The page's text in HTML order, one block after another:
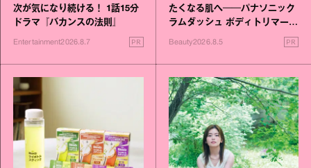
次が気になり続ける！ 1話15分
ドラマ『バカンスの法則』
Entertainment2026.8.7 PR
たくなる肌へ──パナソニック
ラムダッシュ ボディトリマーが
Beauty2026.8.5 PR